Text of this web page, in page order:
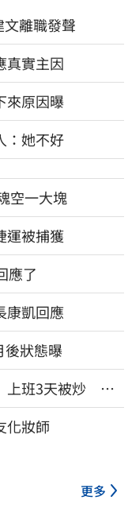
離職發聲
實主因
來原因曝
：她不好
空一大塊
運被捕獲
應了
凱回應
狀態曝
上班3天被炒 找
化妝師
更多